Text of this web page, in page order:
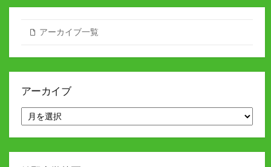
アーカイブ一覧
アーカイブ
ー